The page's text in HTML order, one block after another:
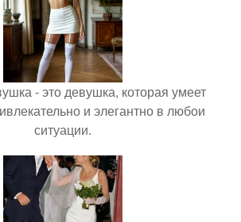
- это девушка, которая умеет
и элегантно в любои
ситуации.